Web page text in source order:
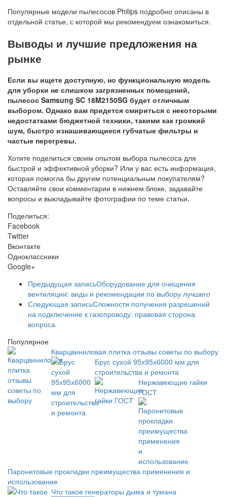
Популярные модели пылесосов Philips подробно описаны в
отдельной статье, с которой мы рекомендуем ознакомиться.
Выводы и лучшие предложения на
рынке
Если вы ищете доступную, но функциональную модель
для уборки не слишком загрязненных помещений,
пылесос Samsung SC 18M2150SG будет отличным
выбором. Однако вам придется смириться с некоторыми
недостатками бюджетной техники, такими как громкий
шум, быстро изнашивающиеся губчатые фильтры и
частые перегревы.
Хотите поделиться своим опытом выбора пылесоса для
быстрой и эффективной уборки? Или у вас есть информация,
которая помогла бы другим потенциальным покупателям?
Оставляйте свои комментарии в нижнем блоке, задавайте
вопросы и выкладывайте фотографии по теме статьи.
Поделиться:
Facebook
Twitter
Вконтакте
Одноклассники
Google+
Предыдущая записьОборудование для очищения
вентиляции: виды и рекомендации по выбору лучшего
Следующая записьСложности получения разрешений
на подключение к газопроводу: правовая сторона
вопроса
Популярное
Кварцвиниловая плитка отзывы советы по выбору
Брус сухой 95х95х6000 мм для
строительства и ремонта
Нержавеющие гайки
ГОСТ
Паронитовые прокладки преимущества применения и
использование
Что такое генераторы дыма и тумана